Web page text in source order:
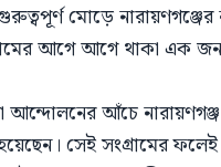
গুরুত্বপূর্ণ মোড়ে
আগে আগে থাকা এক
আঁচে নারায়ণগঞ্জ
হয়েছেন। সেই